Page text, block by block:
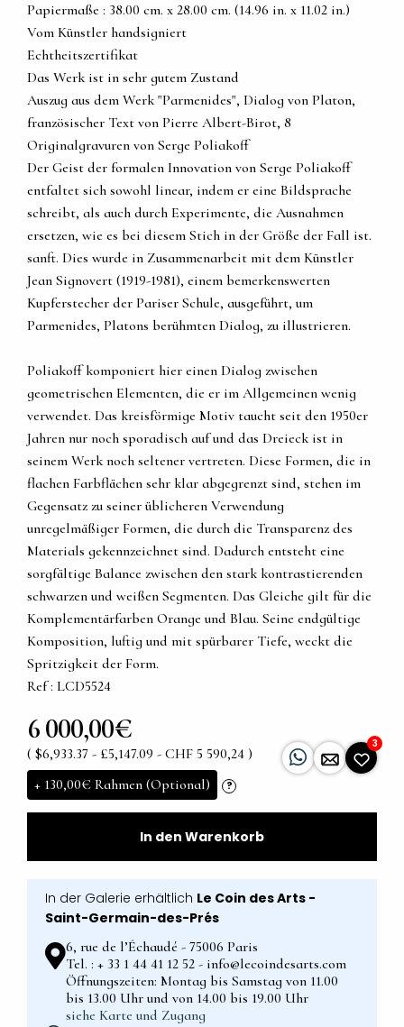
Papiermaße : 38.00 cm. x 28.00 cm. (14.96 in. x 11.02 in.)
Vom Künstler handsigniert
Echtheitszertifikat
Das Werk ist in sehr gutem Zustand
Auszug aus dem Werk "Parmenides", Dialog von Platon,
französischer Text von Pierre Albert-Birot, 8
Originalgravuren von Serge Poliakoff
Der Geist der formalen Innovation von Serge Poliakoff
entfaltet sich sowohl linear, indem er eine Bildsprache
schreibt, als auch durch Experimente, die Ausnahmen
ersetzen, wie es bei diesem Stich in der Größe der Fall ist.
sanft. Dies wurde in Zusammenarbeit mit dem Künstler
Jean Signovert (1919-1981), einem bemerkenswerten
Kupferstecher der Pariser Schule, ausgeführt, um
Parmenides, Platons berühmten Dialog, zu illustrieren.
Poliakoff komponiert hier einen Dialog zwischen
geometrischen Elementen, die er im Allgemeinen wenig
verwendet. Das kreisförmige Motiv taucht seit den 1950er
Jahren nur noch sporadisch auf und das Dreieck ist in
seinem Werk noch seltener vertreten. Diese Formen, die in
flachen Farbflächen sehr klar abgegrenzt sind, stehen im
Gegensatz zu seiner üblicheren Verwendung
unregelmäßiger Formen, die durch die Transparenz des
Materials gekennzeichnet sind. Dadurch entsteht eine
sorgfältige Balance zwischen den stark kontrastierenden
schwarzen und weißen Segmenten. Das Gleiche gilt für die
Komplementärfarben Orange und Blau. Seine endgültige
Komposition, luftig und mit spürbarer Tiefe, weckt die
Spritzigkeit der Form.
Ref : LCD5524
6 000,00€
( $6,933.37 - £5,147.09 - CHF 5 590,24 )
+ 130,00€ Rahmen (Optional) ?
3
In den Warenkorb
In der Galerie erhältlich Le Coin des Arts -
Saint-Germain-des-Prés
6, rue de l’Échaudé - 75006 Paris
Tel. : + 33 1 44 41 12 52 - info@lecoindesarts.com
Öffnungszeiten: Montag bis Samstag von 11.00
bis 13.00 Uhr und von 14.00 bis 19.00 Uhr
siehe Karte und Zugang